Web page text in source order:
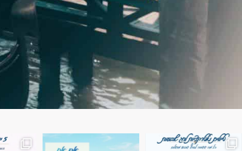
השמים הם הגבול 💙🩵